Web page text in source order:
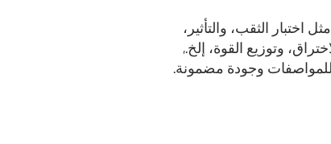
اختبار الثقب، والتأثير،
وتوزيع القوة، إلخ.,
للمواصفات وجودة مضمونة.